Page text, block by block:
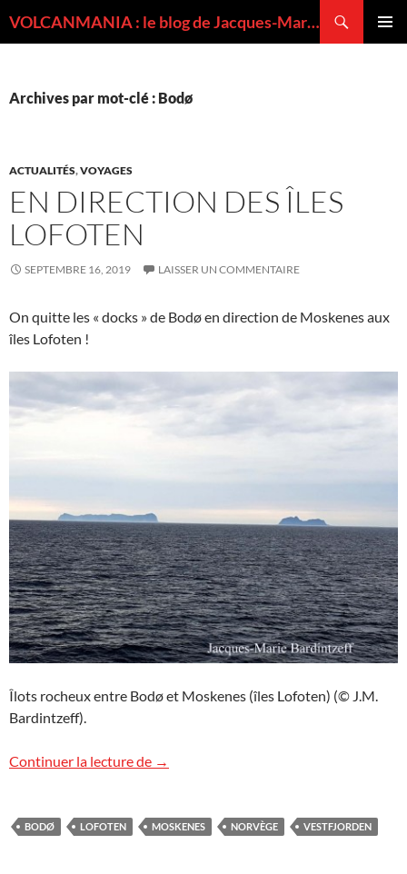
VOLCANMANIA : le blog de Jacques-Marie BARDINTZEFF, volcanologue
Archives par mot-clé : Bodø
ACTUALITÉS,VOYAGES
EN DIRECTION DES ÎLES
LOFOTEN
SEPTEMBRE 16, 2019 LAISSER UN COMMENTAIRE
On quitte les « docks » de Bodø en direction de Moskenes aux
îles Lofoten !
Îlots rocheux entre Bodø et Moskenes (îles Lofoten) (© J.M.
Bardintzeff).
Continuer la lecture de En direction des îles Lofoten
→
BODØ LOFOTEN MOSKENES NORVÈGE VESTFJORDEN